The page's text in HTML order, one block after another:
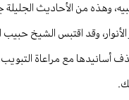
وهذه من الأحاديث الجليلة
الأنوار، وقد اقتبس الشيخ
أسانيدها مع مراعاة